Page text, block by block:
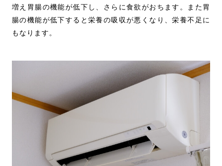
増え胃腸の機能が低下し、さらに食欲がおちます。また胃
腸の機能が低下すると栄養の吸収が悪くなり、栄養不足に
もなります。